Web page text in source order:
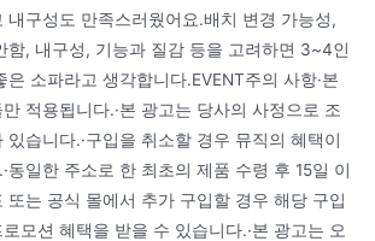
내구성도 만족스러웠어요.배치 변경 가능성,
함, 내구성, 기능과 질감 등을 고려하면 3~4인
은 소파라고 생각합니다.EVENT주의 사항·본
적용됩니다.·본 광고는 당사의 사정으로 조
있습니다.·구입을 취소할 경우 뮤직의 혜택이
동일한 주소로 한 최초의 제품 수령 후 15일 이
또는 공식 몰에서 추가 구입할 경우 해당 구입
모션 혜택을 받을 수 있습니다.·본 광고는 오